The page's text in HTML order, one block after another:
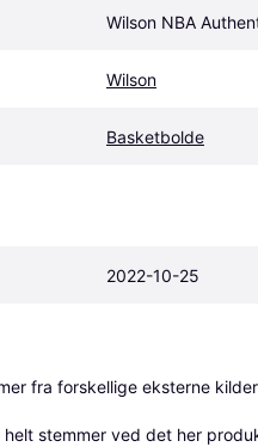
Wilson NBA
Wilson
Basketbolde
2022-10-25
fra forskellige eksterne
stemmer ved det her